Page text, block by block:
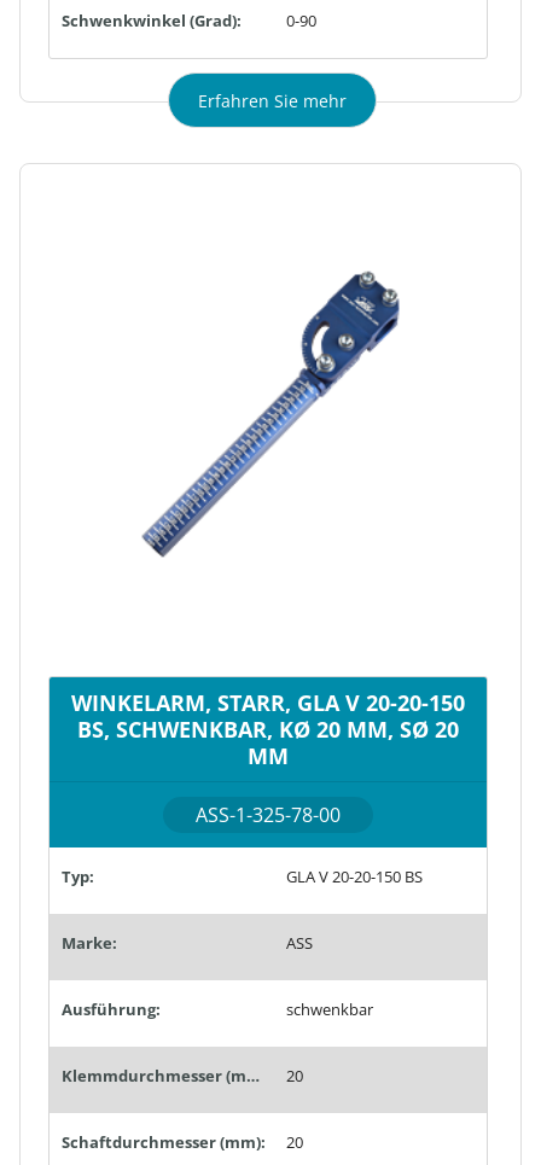
Schwenkwinkel (Grad): 0-90
Erfahren Sie mehr
WINKELARM, STARR, GLA V 20-20-150
BS, SCHWENKBAR, KØ 20 MM, SØ 20
MM
ASS-1-325-78-00
Typ: GLA V 20-20-150 BS
Marke: ASS
Ausführung: schwenkbar
Klemmdurchmesser (mm): 20
Schaftdurchmesser (mm): 20